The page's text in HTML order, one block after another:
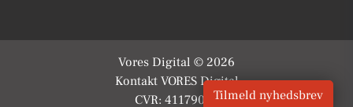
Vores Digital © 2026
Kontakt VORES Digital
CVR: 41179082Tilmeld nyhedsbrev